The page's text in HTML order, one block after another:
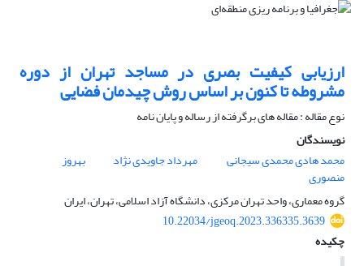
ارزیابی کیفیت بصری در مساجد تهران از دوره
مشروطه تا کنون بر اساس روش چیدمان فضایی
نوع مقاله : مقاله های برگرفته از رساله و پایان نامه
نویسندگان
محمد هادی محمدی سیجانی
مهرداد جاویدی نژاد بهروز
منصوری
گروه معماری، واحد تهران مرکزی، دانشگاه آزاد اسلامی، تهران، ایران
10.22034/jgeoq.2023.336335.3639
چکیده